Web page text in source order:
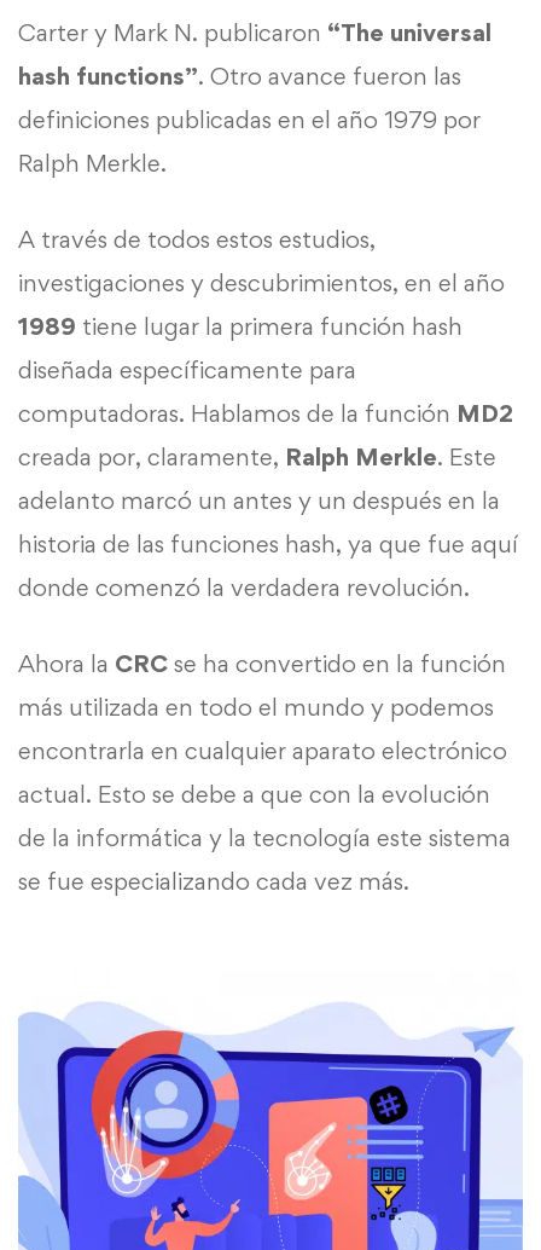
Carter y Mark N. publicaron “The universal
hash functions”. Otro avance fueron las
definiciones publicadas en el año 1979 por
Ralph Merkle.
A través de todos estos estudios,
investigaciones y descubrimientos, en el año
1989 tiene lugar la primera función hash
diseñada específicamente para
computadoras. Hablamos de la función MD2
creada por, claramente, Ralph Merkle. Este
adelanto marcó un antes y un después en la
historia de las funciones hash, ya que fue aquí
donde comenzó la verdadera revolución.
Ahora la CRC se ha convertido en la función
más utilizada en todo el mundo y podemos
encontrarla en cualquier aparato electrónico
actual. Esto se debe a que con la evolución
de la informática y la tecnología este sistema
se fue especializando cada vez más.